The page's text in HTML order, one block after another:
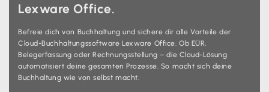
Lexware Office.
Befreie dich von Buchhaltung und sichere dir alle Vorteile der
Cloud-Buchhaltungssoftware Lexware Office. Ob EÜR,
Belegerfassung oder Rechnungsstellung – die Cloud-Lösung
automatisiert deine gesamten Prozesse. So macht sich deine
Buchhaltung wie von selbst macht.